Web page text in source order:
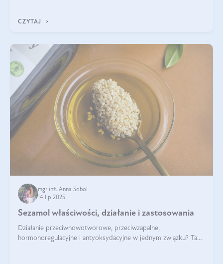
CZYTAJ
mgr inż. Anna Sobol
14 lip 2025
Sezamol właściwości, działanie i zastosowania
Działanie przeciwnowotworowe, przeciwzapalne,
hormonoregulacyjne i antyoksydacyjne w jednym związku? Tak